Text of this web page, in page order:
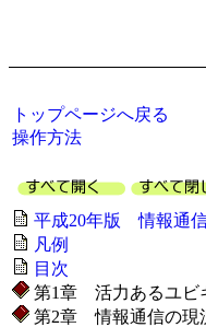
トップページへ戻る
操作方法
平成20年版 情報通
凡例
目次
第1章 活力あるユビ
第2章 情報通信の現